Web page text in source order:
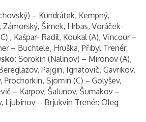
– Kundrátek, Kempný,
Zámorský, Šimek, Hrbas, Voráček-
, Kašpar- Radil, Koukal (A), Vincour –
– Buchtele, Hruška, Přibyl Trenér:
Sorokin (Nalinov) – Mironov (A),
Pajgin, Ignatovič, Gavrikov,
Prochorkin, Sjomin (C) – Golyšev,
– Karpov, Šalunov, Šumakov –
Ljubinov – Brjukvin Trenér: Oleg